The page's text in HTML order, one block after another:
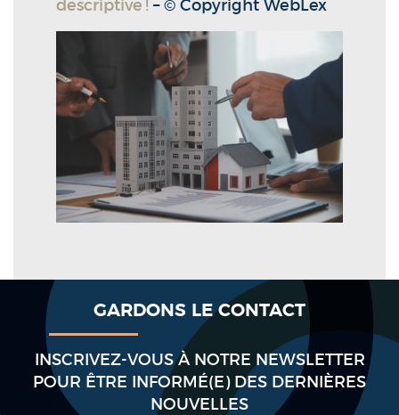
descriptive ! – © Copyright WebLex
GARDONS LE CONTACT
INSCRIVEZ-VOUS À NOTRE NEWSLETTER
POUR ÊTRE INFORMÉ(E) DES DERNIÈRES
NOUVELLES